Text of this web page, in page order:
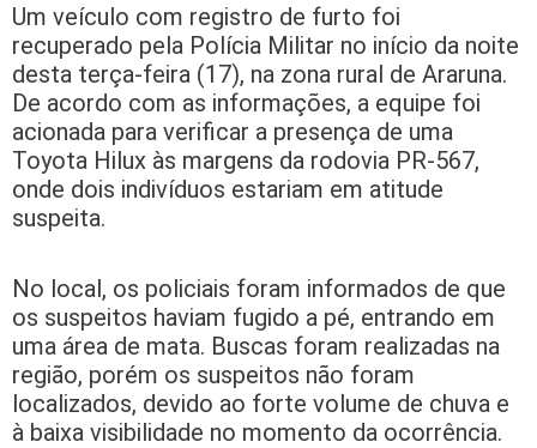
Um veículo com registro de furto foi
recuperado pela Polícia Militar no início da noite
desta terça-feira (17), na zona rural de Araruna.
De acordo com as informações, a equipe foi
acionada para verificar a presença de uma
Toyota Hilux às margens da rodovia PR-567,
onde dois indivíduos estariam em atitude
suspeita.
No local, os policiais foram informados de que
os suspeitos haviam fugido a pé, entrando em
uma área de mata. Buscas foram realizadas na
região, porém os suspeitos não foram
localizados, devido ao forte volume de chuva e
à baixa visibilidade no momento da ocorrência.